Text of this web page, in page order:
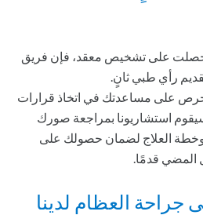
حصلت على تشخيص معقد، فإن فريق
رأي طبي ثانٍ.
على مساعدتك في اتخاذ قرارات
استشاريونا بمراجعة صورك
العلاج لضمان حصولك على
المضي قدمًا.
العظام لدينا